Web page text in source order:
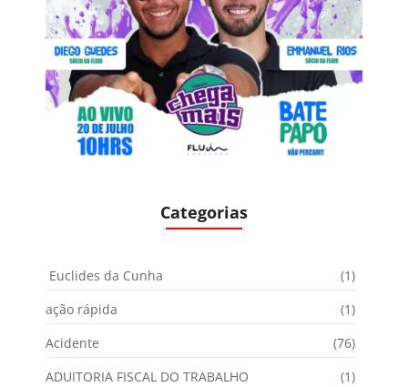
Categorias
Euclides da Cunha
(1)
ação rápida
(1)
Acidente
(76)
ADUITORIA FISCAL DO TRABALHO
(1)